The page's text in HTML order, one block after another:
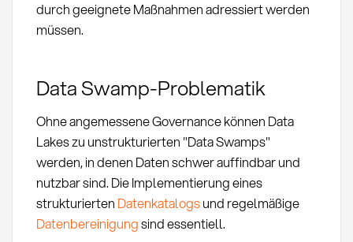
durch geeignete Maßnahmen adressiert werden
müssen.
Data Swamp-Problematik
Ohne angemessene Governance können Data
Lakes zu unstrukturierten "Data Swamps"
werden, in denen Daten schwer auffindbar und
nutzbar sind. Die Implementierung eines
strukturierten Datenkatalogsund regelmäßige
Datenbereinigungsind essentiell.